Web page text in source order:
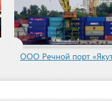
ООО Речной порт